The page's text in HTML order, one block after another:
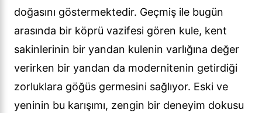
doğasını göstermektedir. Geçmiş ile bugün
arasında bir köprü vazifesi gören kule, kent
sakinlerinin bir yandan kulenin varlığına değer
verirken bir yandan da modernitenin getirdiği
zorluklara göğüs germesini sağlıyor. Eski ve
yeninin bu karışımı, zengin bir deneyim dokusu